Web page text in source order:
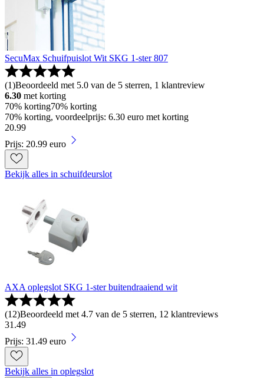
SecuMax Schuifpuislot Wit SKG 1-ster 807
(1)Beoordeeld met 5.0 van de 5 sterren, 1 klantreview
6.30 met korting
70% korting70% korting
70% korting, voordeelprijs: 6.30 euro met korting
20.99
Prijs: 20.99 euro
Bekijk alles in schuifdeurslot
AXA oplegslot SKG 1-ster buitendraaiend wit
(12)Beoordeeld met 4.7 van de 5 sterren, 12 klantreviews
31 .49
Prijs: 31.49 euro
Bekijk alles in oplegslot